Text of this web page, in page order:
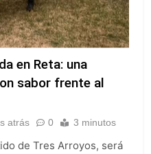
en Reta: una
sabor frente al
atrás 0 3 minutos
de Tres Arroyos, será